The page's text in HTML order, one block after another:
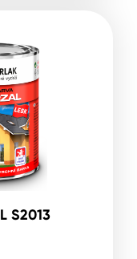
S2013